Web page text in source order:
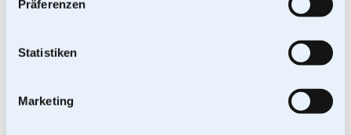
Präferenzen
Statistiken
Marketing
Kostenloser Versand
und Gebühren anfallen.